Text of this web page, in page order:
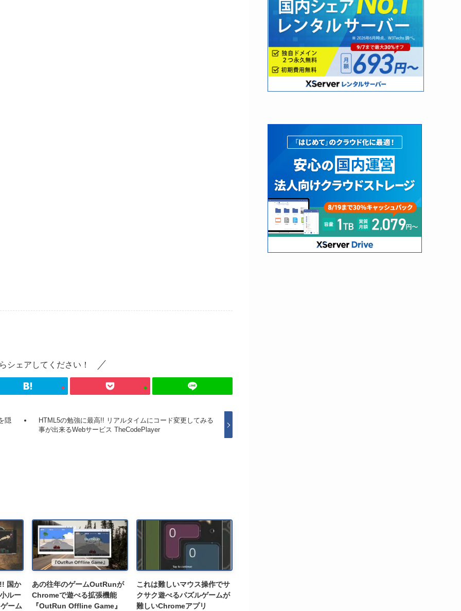
シェアしてください！
隠
HTML5の勉強に最高!! リアルタイムにコード変更してみる
事が出来るWebサービス TheCodePlayer
国か
ルー
ーム
あの往年のゲームOutRunが
Chromeで遊べる拡張機能
『OutRun Offline Game』
これは難しいマウス操作でサ
クサク遊べるパズルゲームが
難しいChromeアプリ